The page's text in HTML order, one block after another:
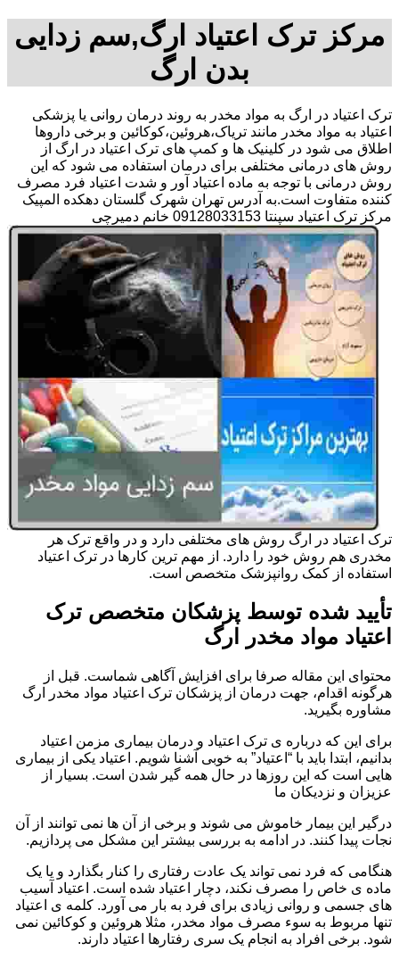
مرکز ترک اعتیاد ارگ,سم زدایی
بدن ارگ
ترک اعتیاد در ارگ به مواد مخدر به روند درمان روانی یا پزشکی
اعتیاد به مواد مخدر مانند تریاک،هروئین،کوکائین و برخی داروها
اطلاق می شود در کلینیک ها و کمپ های ترک اعتیاد در ارگ از
روش های درمانی مختلفی برای درمان استفاده می شود که این
روش درمانی با توجه به ماده اعتیاد آور و شدت اعتیاد فرد مصرف
کننده متفاوت است.به آدرس تهران شهرک گلستان دهکده المپیک
مرکز ترک اعتیاد سپنتا 09128033153 خانم دمیرچی
ترک اعتیاد در ارگ روش های مختلفی دارد و در واقع ترک هر
مخدری هم روش خود را دارد. از مهم ترین کارها در ترک اعتیاد
استفاده از کمک روانپزشک متخصص است.
تأیید شده توسط پزشکان متخصص ترک
اعتیاد مواد مخدر ارگ
محتوای این مقاله صرفا برای افزایش آگاهی شماست. قبل از
هرگونه اقدام، جهت درمان از پزشکان ترک اعتیاد مواد مخدر ارگ
مشاوره بگیرید.
برای این که درباره ی ترک اعتیاد و درمان بیماری مزمن اعتیاد
بدانیم، ابتدا باید با “اعتیاد” به خوبی آشنا شویم. اعتیاد یکی از بیماری
هایی است که این روزها در حال همه گیر شدن است. بسیار از
عزیزان و نزدیکان ما
درگیر این بیمار خاموش می شوند و برخی از آن ها نمی توانند از آن
نجات پیدا کنند. در ادامه به بررسی بیشتر این مشکل می پردازیم.
هنگامی که فرد نمی تواند یک عادت رفتاری را کنار بگذارد و یا یک
ماده ی خاص را مصرف نکند، دچار اعتیاد شده است. اعتیاد آسیب
های جسمی و روانی زیادی برای فرد به بار می آورد. کلمه ی اعتیاد
تنها مربوط به سوء مصرف مواد مخدر، مثلا هروئین و کوکائین نمی
شود. برخی افراد به انجام یک سری رفتارها اعتیاد دارند.